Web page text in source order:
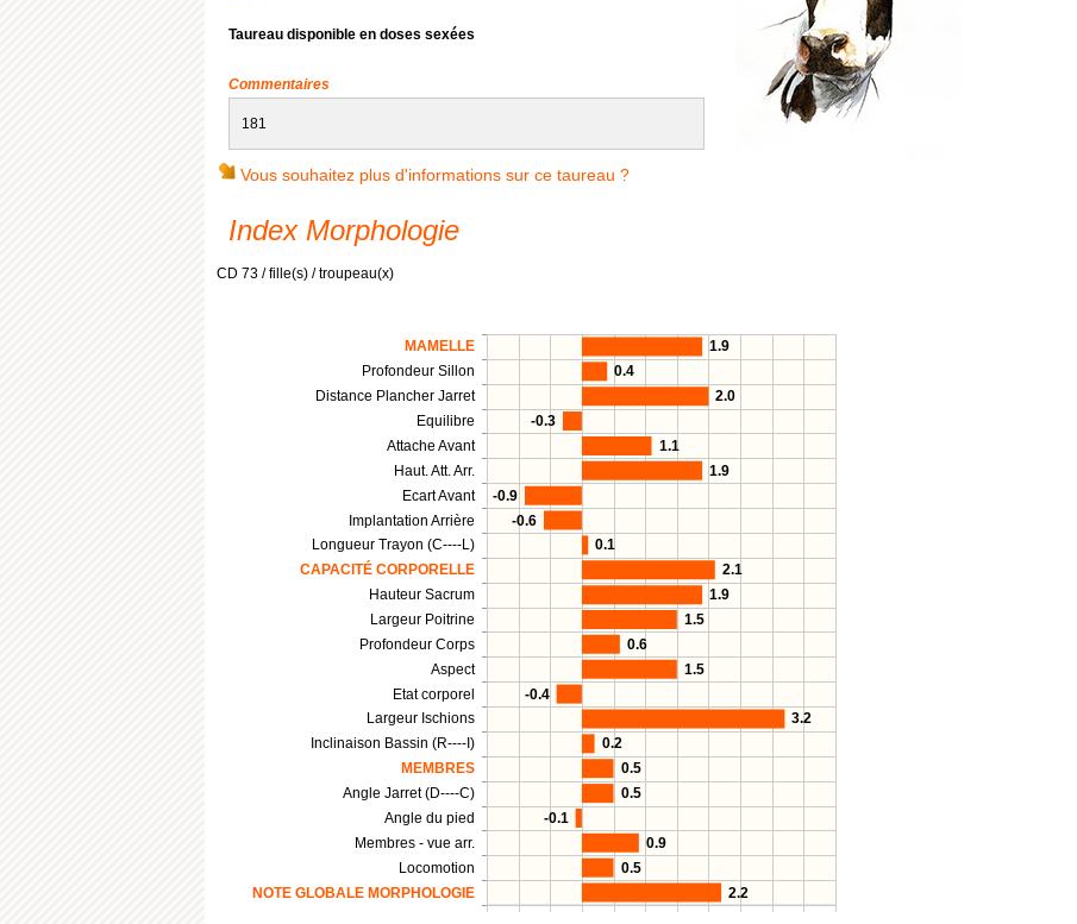
Taureau disponible en doses sexées
Commentaires
181
Vous souhaitez plus d'informations sur ce taureau ?
Index Morphologie
CD 73 / fille(s) / troupeau(x)
NOTE GLOBALE MORPHOLOGIE
Locomotion
Membres - vue arr.
Angle du pied
Angle Jarret (D----C)
MEMBRES
Inclinaison Bassin (R----I)
Largeur Ischions
Etat corporel
Aspect
Profondeur Corps
Largeur Poitrine
Hauteur Sacrum
CAPACITÉ CORPORELLE
Longueur Trayon (C----L)
Implantation Arrière
Ecart Avant
Haut. Att. Arr.
Attache Avant
Equilibre
Distance Plancher Jarret
Profondeur Sillon
MAMELLE
1.9
0.4
2.0
-0.3
1.1
1.9
-0.9
-0.6
0.1
2.1
1.9
1.5
0.6
1.5
-0.4
3.2
0.2
0.5
0.5
-0.1
0.9
0.5
2.2